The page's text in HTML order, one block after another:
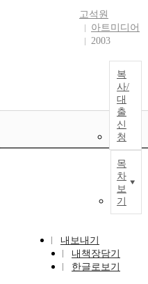
고석원
아트미디어
2003
복
사/
대
출
신
청
목
차
보
기
내보내기
내책장담기
한글로보기